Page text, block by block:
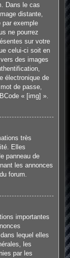
Dans le cas
distante,
par exemple
ne pourrez
sur votre
celui-ci soit en
des images
électronique de
de passe,
« [img] ».
très
Elles
panneau de
les annonces
forum.
importantes
lequel elles
les
par les